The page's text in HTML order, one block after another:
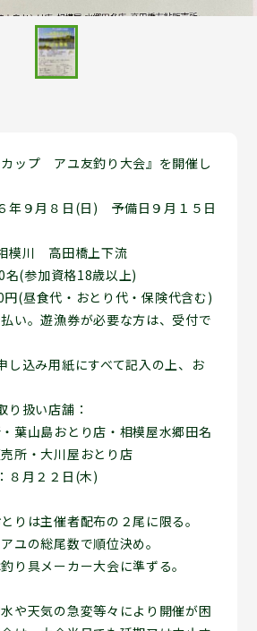
カップ アユ友釣り大会』を開催し
年９月８日(日) 予備日９月１５日
模川 高田橋上下流
(参加資格18歳以上)
(昼食代・おとり代・保険代含む)
い。遊漁券が必要な方は、受付で
し込み用紙にすべて記入の上、お
り扱い店舗：
葉山島おとり店・相模屋水郷田名
所・大川屋おとり店
８月２２日(木)
りは主催者配布の２尾に限る。
ユの総尾数で順位決め。
り具メーカー大会に準ずる。
や天気の急変等々により開催が困